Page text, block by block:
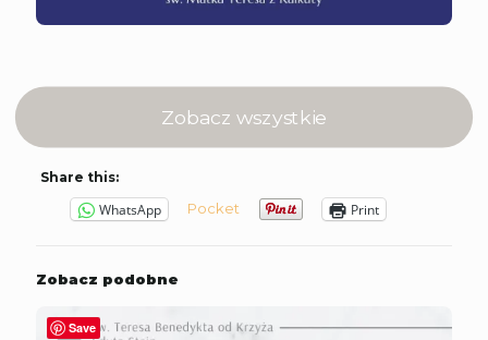
Zobacz wszystkie
Share this:
WhatsApp Pocket Print
Zobacz podobne
Save